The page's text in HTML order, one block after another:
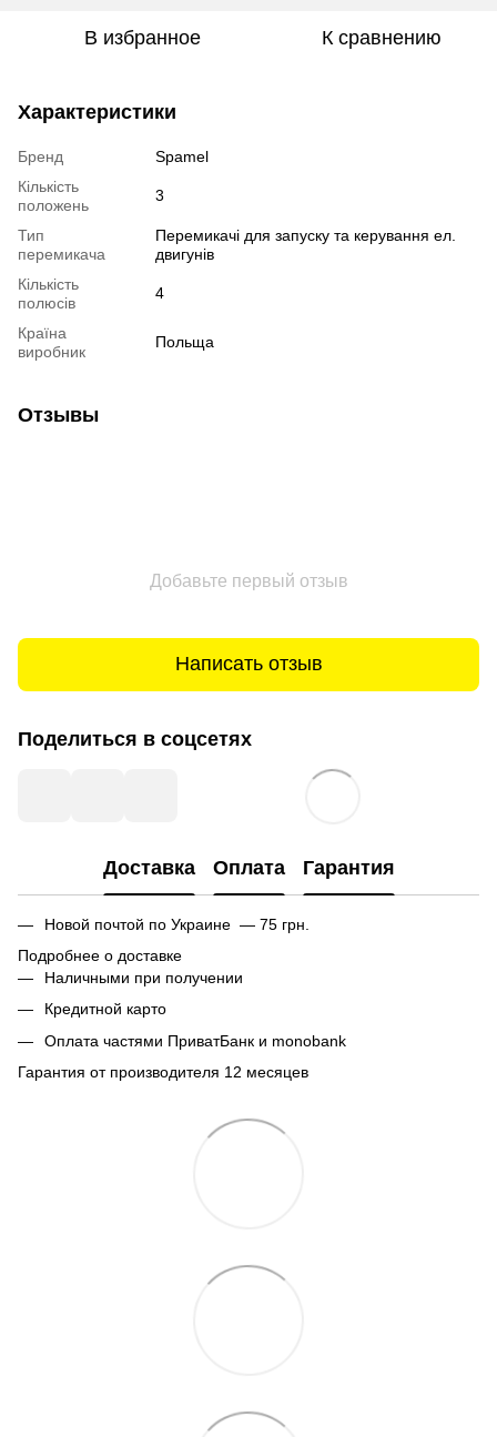
В избранное К сравнению
Характеристики
Бренд
Spamel
Кількість
положень
3
Тип
перемикача
Перемикачі для запуску та керування ел.
двигунів
Кількість
полюсів
4
Країна
виробник
Польща
Отзывы
Добавьте первый отзыв
Написать отзыв
Поделиться в соцсетях
Доставка Оплата Гарантия
Новой почтой по Украине — 75 грн.
Подробнее о доставке
Наличными при получении
Кредитной карто
Оплата частями ПриватБанк и monobank
Гарантия от производителя 12 месяцев